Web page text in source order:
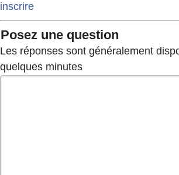
inscrire
Posez une question
Les réponses sont généralement
quelques minutes